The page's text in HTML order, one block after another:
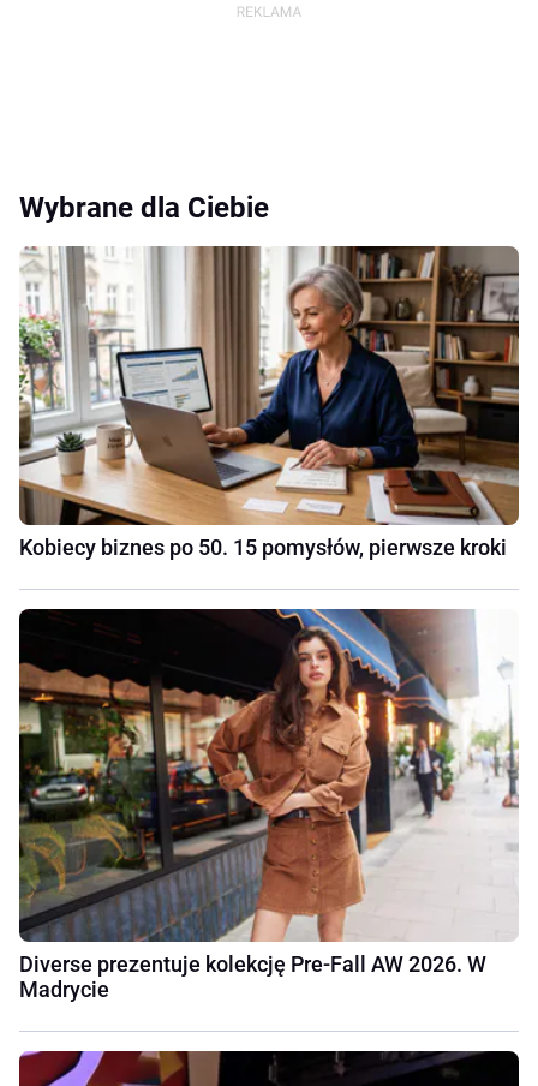
Wybrane dla Ciebie
Kobiecy biznes po 50. 15 pomysłów, pierwsze kroki
Diverse prezentuje kolekcję Pre-Fall AW 2026. W
Madrycie